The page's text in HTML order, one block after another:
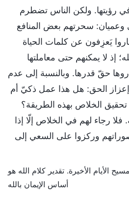
في رؤيتها. ولكن الناس تضطرم
وعميان: سحرتهم بعض المنافع
يَعزِفون عن كلمات الحياة
إذ لا يمكنهم حتى معاملتها
حقّ قدرها. وبالنسبة إلى عدم
إعزاز الحق: هل هذا عمل ذكيّ أم
الخلاص بهذه الطريقة؟
رجاء لهم في الخلاص إلّا إذا
وركزوا على السعي إلى
مسيح الأيام الأخيرة. تقدير كلام الله هو
أساس الإيمان بالله